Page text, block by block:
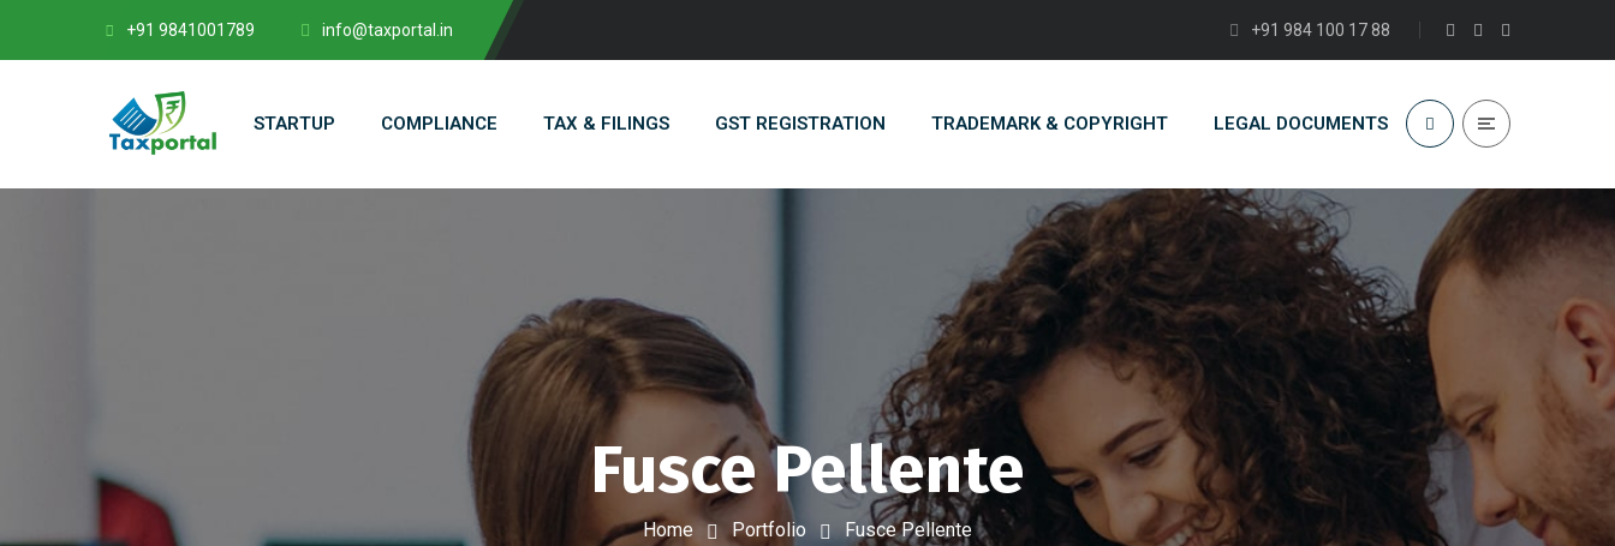
+91 9841001789 info@taxportal.in +91 984 100 17 88
STARTUP COMPLIANCE TAX & FILINGS GST REGISTRATION TRADEMARK & COPYRIGHT LEGAL DOCUMENTS
Fusce Pellente
Home Portfolio Fusce Pellente